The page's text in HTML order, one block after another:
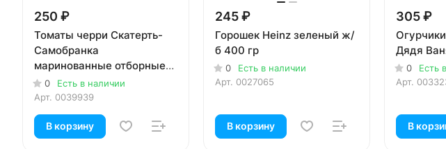
250 ₽
Томаты черри Скатерть-
Самобранка
маринованные отборные
580 мл
0
Есть в наличии
Арт. 0039939
В корзину
245 ₽
Горошек Heinz зеленый ж/
б 400 гр
0
Есть в наличии
Арт. 0027065
В корзину
305 ₽
Дядя
0
Есть
Арт.
В